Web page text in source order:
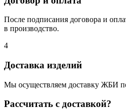
После подписания договора и
в производство.
4
Доставка изделий
Мы осуществляем доставку ЖБИ
Рассчитать с доставкой?